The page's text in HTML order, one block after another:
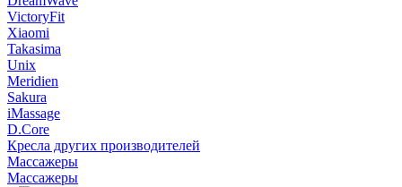
VictoryFit
Xiaomi
Takasima
Unix
Meridien
Sakura
iMassage
D.Core
Кресла других производителей
Массажеры
Массажеры